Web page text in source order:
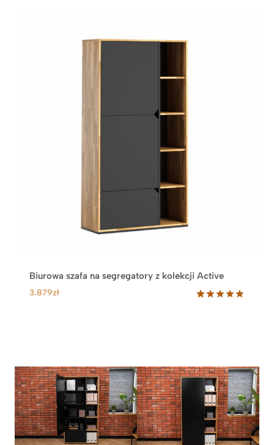
Biurowa szafa na segregatory z kolekcji Active
3.879zł